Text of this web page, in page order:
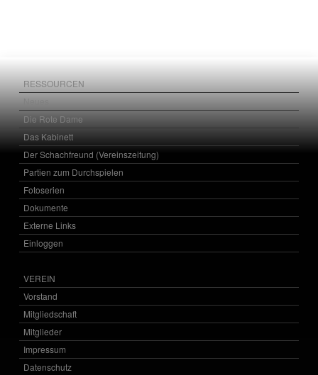
RESSOURCEN
Die Rote Dame
Das Kabinett
Der Schachfreund (Vereinszeitung)
Partien zum Durchspielen
Fotoserien
Dokumente
Externe Links
Einloggen
VEREIN
Vorstand
Mitgliedschaft
Mitglieder
Impressum
Datenschutz